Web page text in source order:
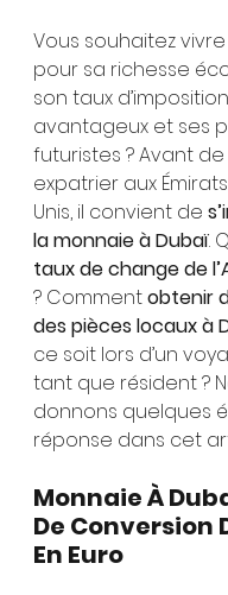
Vous souhaitez
pour sa richesse
son taux d’imposition
avantageux et ses
futuristes ? Avant
expatrier aux
Unis, il convient de
la monnaie à Dubaï.
taux de change de
? Comment obtenir
des pièces locaux à
ce soit lors d’un
tant que résident ?
donnons quelques
réponse dans cet
Monnaie À
De Conversion
En Euro